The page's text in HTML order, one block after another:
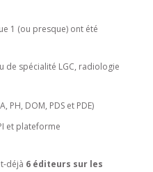
1 (ou presque) ont été
de spécialité LGC, radiologie
PH, DOM, PDS et PDE)
et plateforme
déjà 6 éditeurs sur les